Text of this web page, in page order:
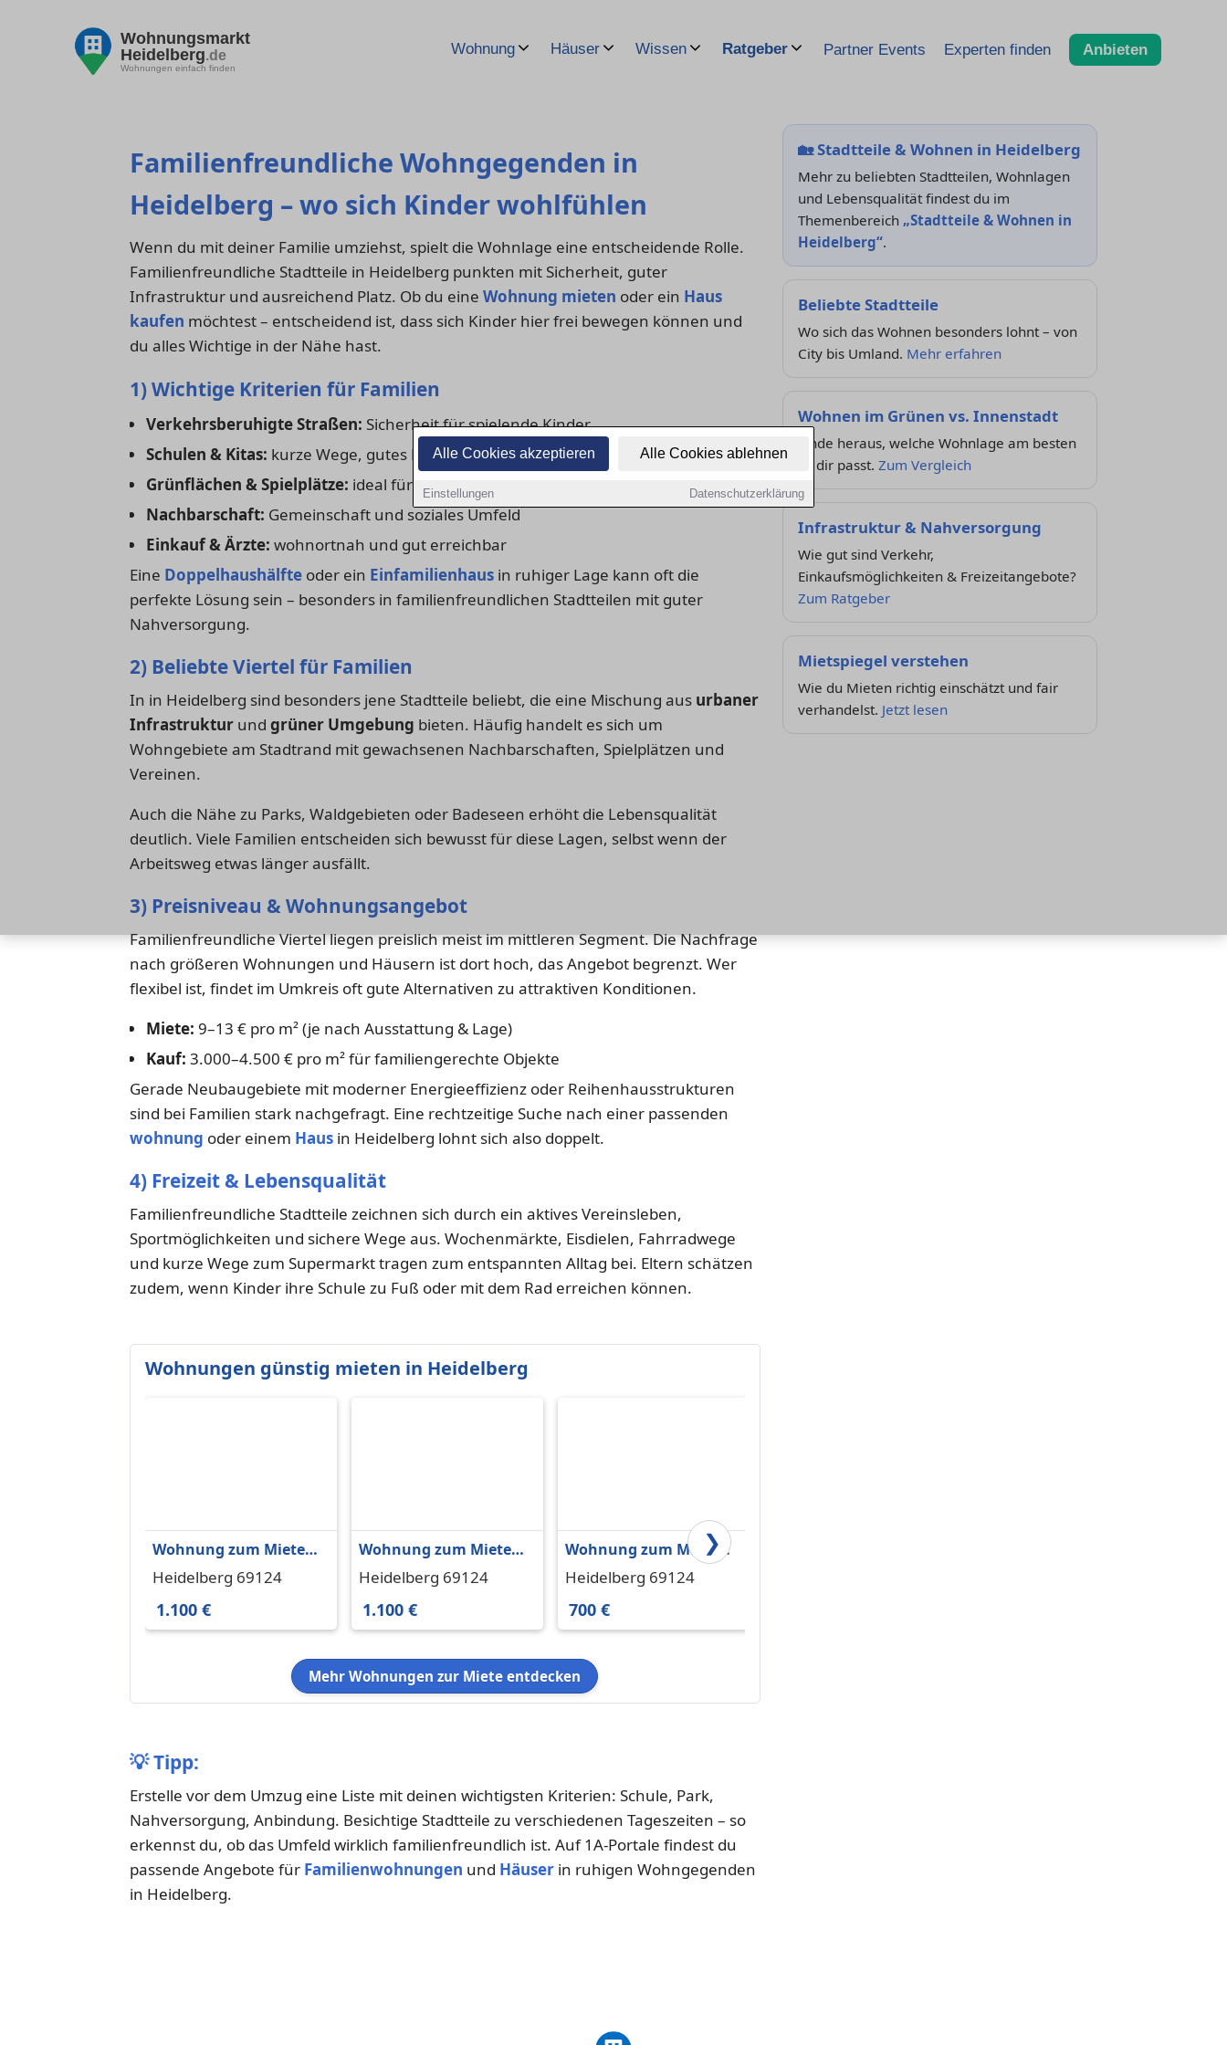
Alle Cookies akzeptieren Alle Cookies ablehnen
Einstellungen Datenschutzerklärung
Wohnungsmarkt
Heidelberg.de
Wohnungen einfach finden
Wohnung Häuser Wissen Ratgeber Partner Events Experten finden Anbieten
Familienfreundliche Wohngegenden in
Heidelberg – wo sich Kinder wohlfühlen
Wenn du mit deiner Familie umziehst, spielt die Wohnlage eine entscheidende Rolle.
Familienfreundliche Stadtteile in Heidelberg punkten mit Sicherheit, guter
Infrastruktur und ausreichend Platz. Ob du eine Wohnung mieten oder ein Haus
kaufen möchtest – entscheidend ist, dass sich Kinder hier frei bewegen können und
du alles Wichtige in der Nähe hast.
1) Wichtige Kriterien für Familien
Verkehrsberuhigte Straßen: Sicherheit für spielende Kinder
Schulen & Kitas: kurze Wege, gutes Betreuungsangebot
Grünflächen & Spielplätze: ideal für Freizeit und Begegnung
Nachbarschaft: Gemeinschaft und soziales Umfeld
Einkauf & Ärzte: wohnortnah und gut erreichbar
Eine Doppelhaushälfte oder ein Einfamilienhaus in ruhiger Lage kann oft die
perfekte Lösung sein – besonders in familienfreundlichen Stadtteilen mit guter
Nahversorgung.
2) Beliebte Viertel für Familien
In in Heidelberg sind besonders jene Stadtteile beliebt, die eine Mischung aus urbaner
Infrastruktur und grüner Umgebung bieten. Häufig handelt es sich um
Wohngebiete am Stadtrand mit gewachsenen Nachbarschaften, Spielplätzen und
Vereinen.
Auch die Nähe zu Parks, Waldgebieten oder Badeseen erhöht die Lebensqualität
deutlich. Viele Familien entscheiden sich bewusst für diese Lagen, selbst wenn der
Arbeitsweg etwas länger ausfällt.
3) Preisniveau & Wohnungsangebot
Familienfreundliche Viertel liegen preislich meist im mittleren Segment. Die Nachfrage
nach größeren Wohnungen und Häusern ist dort hoch, das Angebot begrenzt. Wer
flexibel ist, findet im Umkreis oft gute Alternativen zu attraktiven Konditionen.
Miete: 9–13 € pro m² (je nach Ausstattung & Lage)
Kauf: 3.000–4.500 € pro m² für familiengerechte Objekte
Gerade Neubaugebiete mit moderner Energieeffizienz oder Reihenhausstrukturen
sind bei Familien stark nachgefragt. Eine rechtzeitige Suche nach einer passenden
wohnung oder einem Haus in Heidelberg lohnt sich also doppelt.
4) Freizeit & Lebensqualität
Familienfreundliche Stadtteile zeichnen sich durch ein aktives Vereinsleben,
Sportmöglichkeiten und sichere Wege aus. Wochenmärkte, Eisdielen, Fahrradwege
und kurze Wege zum Supermarkt tragen zum entspannten Alltag bei. Eltern schätzen
zudem, wenn Kinder ihre Schule zu Fuß oder mit dem Rad erreichen können.
Wohnungen günstig mieten in Heidelberg
Wohnung zum Mieten
in Heidelberg 1.100 €
Heidelberg 69124
1.100 €
Wohnung zum Mieten
in Heidelberg 1.100 €
Heidelberg 69124
1.100 €
Wohnung zum Mieten
in Heidelberg 700 € 10
Heidelberg 69124
700 €
❯
Mehr Wohnungen zur Miete entdecken
💡Tipp:
Erstelle vor dem Umzug eine Liste mit deinen wichtigsten Kriterien: Schule, Park,
Nahversorgung, Anbindung. Besichtige Stadtteile zu verschiedenen Tageszeiten – so
erkennst du, ob das Umfeld wirklich familienfreundlich ist. Auf 1A-Portale findest du
passende Angebote für Familienwohnungen und Häuser in ruhigen Wohngegenden
in Heidelberg.
🏡Stadtteile & Wohnen in Heidelberg
Mehr zu beliebten Stadtteilen, Wohnlagen
und Lebensqualität findest du im
Themenbereich „Stadtteile & Wohnen in
Heidelberg“.
Beliebte Stadtteile
Wo sich das Wohnen besonders lohnt – von
City bis Umland. Mehr erfahren
Wohnen im Grünen vs. Innenstadt
Finde heraus, welche Wohnlage am besten
zu dir passt. Zum Vergleich
Infrastruktur & Nahversorgung
Wie gut sind Verkehr,
Einkaufsmöglichkeiten & Freizeitangebote?
Zum Ratgeber
Mietspiegel verstehen
Wie du Mieten richtig einschätzt und fair
verhandelst. Jetzt lesen